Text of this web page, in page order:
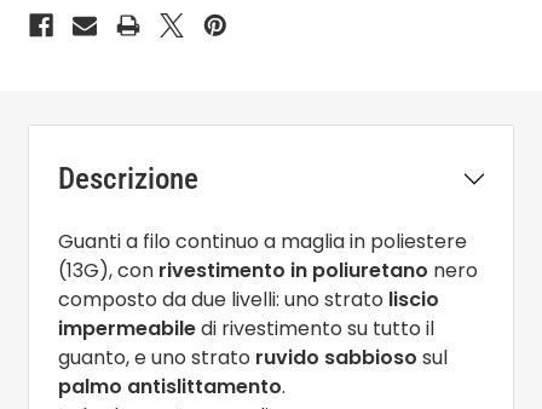
Descrizione
Guanti a filo continuo a maglia in poliestere
(13G), con rivestimento in poliuretano nero
composto da due livelli: uno strato liscio
impermeabiledi rivestimento su tutto il
guanto, e uno strato ruvido sabbioso sul
palmo antislittamento.